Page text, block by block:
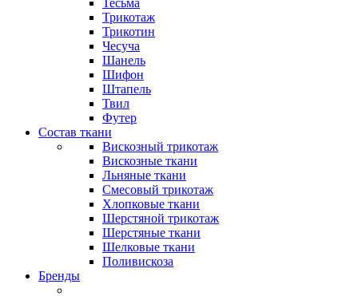
Тесьма
Трикотаж
Трикотин
Чесуча
Шанель
Шифон
Штапель
Твил
Футер
Состав ткани
Вискозный трикотаж
Вискозные ткани
Льняные ткани
Смесовый трикотаж
Хлопковые ткани
Шерстяной трикотаж
Шерстяные ткани
Шелковые ткани
Поливискоза
Бренды